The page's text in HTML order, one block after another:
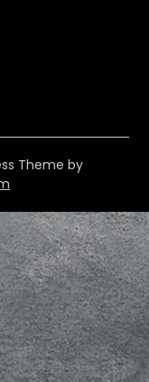
Theme by